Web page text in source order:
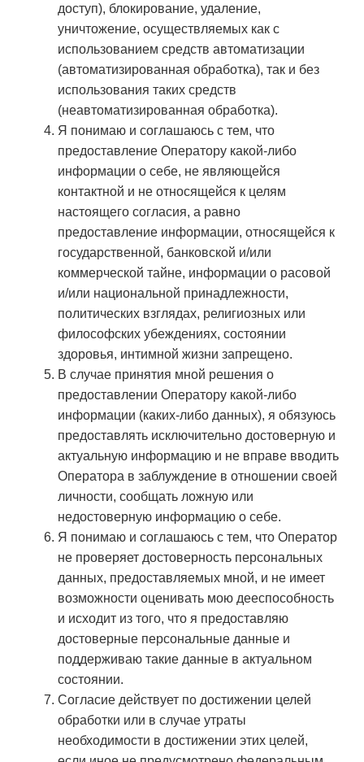
доступ), блокирование, удаление,
уничтожение, осуществляемых как с
использованием средств автоматизации
(автоматизированная обработка), так и без
использования таких средств
(неавтоматизированная обработка).
Я понимаю и соглашаюсь с тем, что
предоставление Оператору какой-либо
информации о себе, не являющейся
контактной и не относящейся к целям
настоящего согласия, а равно
предоставление информации, относящейся к
государственной, банковской и/или
коммерческой тайне, информации о расовой
и/или национальной принадлежности,
политических взглядах, религиозных или
философских убеждениях, состоянии
здоровья, интимной жизни запрещено.
В случае принятия мной решения о
предоставлении Оператору какой-либо
информации (каких-либо данных), я обязуюсь
предоставлять исключительно достоверную и
актуальную информацию и не вправе вводить
Оператора в заблуждение в отношении своей
личности, сообщать ложную или
недостоверную информацию о себе.
Я понимаю и соглашаюсь с тем, что Оператор
не проверяет достоверность персональных
данных, предоставляемых мной, и не имеет
возможности оценивать мою дееспособность
и исходит из того, что я предоставляю
достоверные персональные данные и
поддерживаю такие данные в актуальном
состоянии.
Согласие действует по достижении целей
обработки или в случае утраты
необходимости в достижении этих целей,